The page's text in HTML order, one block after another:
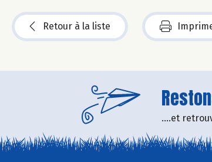
Retour à la liste
....et